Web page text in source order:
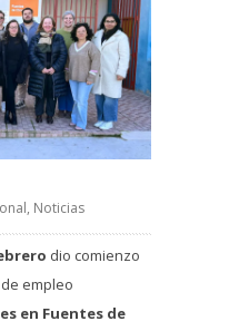
, Noticias
dio comienzo
empleo
en Fuentes de